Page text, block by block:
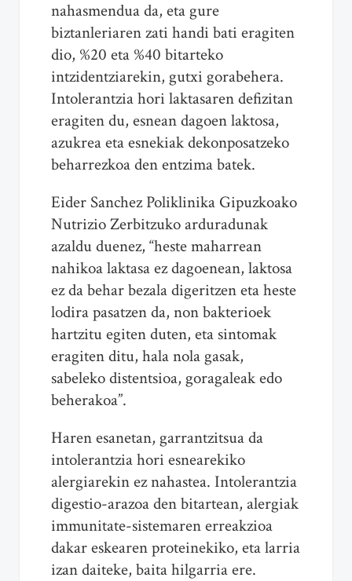
nahasmendua da, eta gure
biztanleriaren zati handi bati eragiten
dio, %20 eta %40 bitarteko
intzidentziarekin, gutxi gorabehera.
Intolerantzia hori laktasaren defizitan
eragiten du, esnean dagoen laktosa,
azukrea eta esnekiak dekonposatzeko
beharrezkoa den entzima batek.
Eider Sanchez Poliklinika Gipuzkoako
Nutrizio Zerbitzuko arduradunak
azaldu duenez, “heste maharrean
nahikoa laktasa ez dagoenean, laktosa
ez da behar bezala digeritzen eta heste
lodira pasatzen da, non bakterioek
hartzitu egiten duten, eta sintomak
eragiten ditu, hala nola gasak,
sabeleko distentsioa, goragaleak edo
beherakoa”.
Haren esanetan, garrantzitsua da
intolerantzia hori esnearekiko
alergiarekin ez nahastea. Intolerantzia
digestio-arazoa den bitartean, alergiak
immunitate-sistemaren erreakzioa
dakar eskearen proteinekiko, eta larria
izan daiteke, baita hilgarria ere.